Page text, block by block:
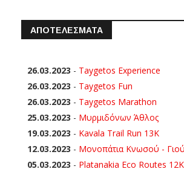
ΑΠΟΤΕΛΕΣΜΑΤΑ
26.03.2023 - Taygetos Experience
26.03.2023 - Taygetos Fun
26.03.2023 - Taygetos Marathon
25.03.2023 - Μυρμιδόνων Άθλος
19.03.2023 - Kavala Trail Run 13K
12.03.2023 - Μονοπάτια Κνωσού -
05.03.2023 - Platanakia Eco Routes 12K